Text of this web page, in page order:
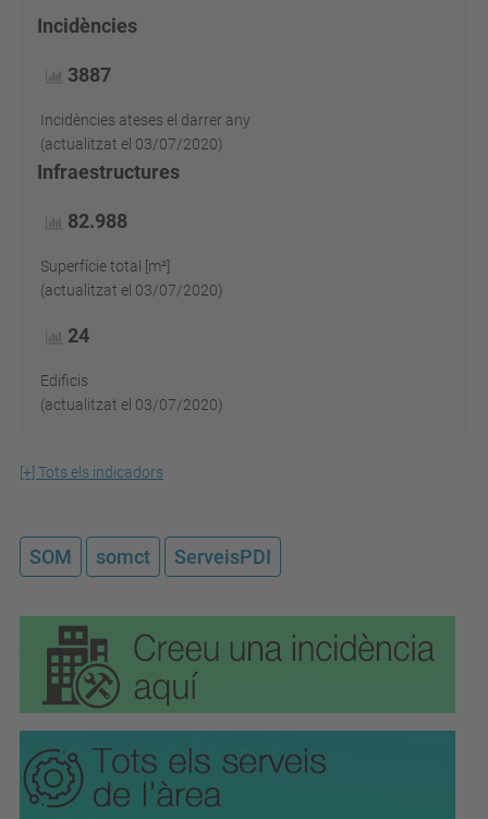
Incidències
3887
Incidències ateses el darrer any
(actualitzat el 03/07/2020)
Infraestructures
82.988
Superfície total [m²]
(actualitzat el 03/07/2020)
24
Edificis
(actualitzat el 03/07/2020)
[+] Tots els indicadors
SOM somct ServeisPDI